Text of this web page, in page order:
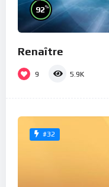
92%
Renaître
9 5.9K
#32